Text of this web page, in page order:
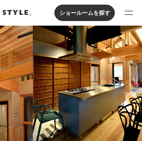
アイランドキッチン
壁付けキッチン 対面キッチン
並列型キッチン
ショールームを探す